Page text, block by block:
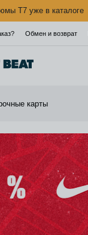
T7 уже в каталоге
Обмен и возврат
карты